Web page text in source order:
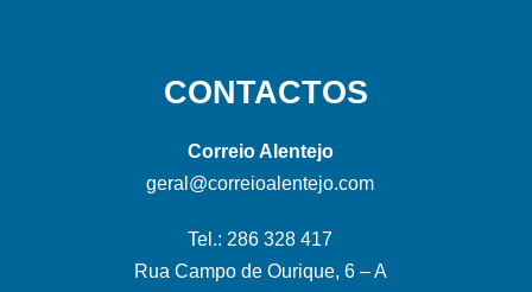
CONTACTOS
Correio Alentejo
geral@correioalentejo.com
Tel.: 286 328 417
Rua Campo de Ourique, 6 – A